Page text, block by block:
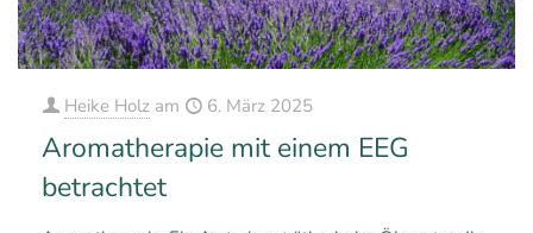
Heike Holz am 6. März 2025
Aromatherapie mit einem EEG
betrachtet